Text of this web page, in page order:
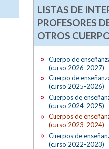
LISTAS DE
PROFESORES
OTROS
Cuerpo de
(curso 2026-2027)
Cuerpo de
(curso 2025-2026)
Cuerpos de
(curso 2024-2025)
Cuerpos de
(curso 2023-2024)
Cuerpos de
(curso 2022-2023)